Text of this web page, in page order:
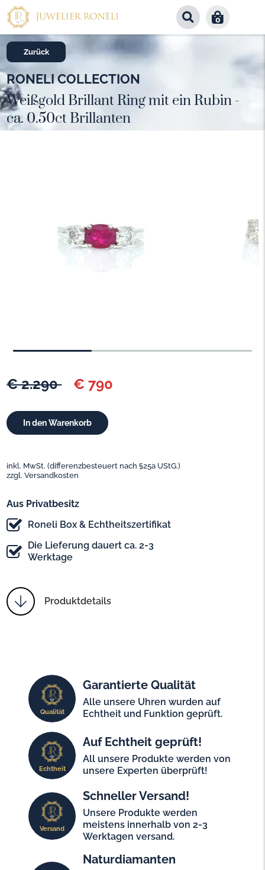
0
Zurück
€ 2.290 € 790
inkl. MwSt. (differenzbesteuert nach §25a UStG.)
zzgl. Versandkosten
Aus Privatbesitz
Roneli Box & Echtheitszertifikat
Die Lieferung dauert ca. 2-3
Werktage
Produktdetails
RONELI COLLECTION
Weißgold Brillant Ring mit ein Rubin -
ca. 0.50ct Brillanten
Qualität
Garantierte Qualität
Alle unsere Uhren wurden auf
Echtheit und Funktion geprüft.
Echtheit
Auf Echtheit geprüft!
All unsere Produkte werden von
unsere Experten überprüft!
Versand
Schneller Versand!
Unsere Produkte werden
meistens innerhalb von 2-3
Werktagen versand.
Naturdiamanten